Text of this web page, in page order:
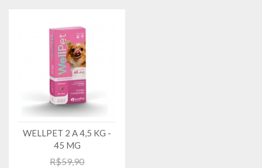
WELLPET 2 A 4,5 KG -
45 MG
R$59,90